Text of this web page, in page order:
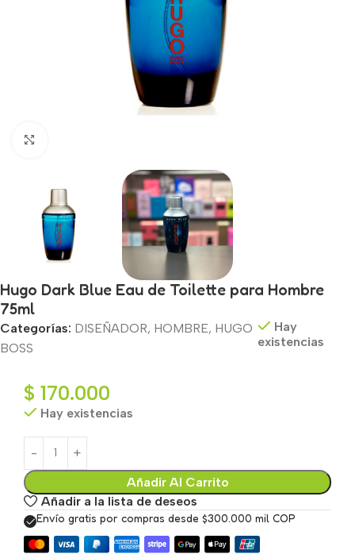
Hugo Dark Blue Eau de Toilette para Hombre
75ml
Categorías: DISEÑADOR, HOMBRE, HUGO
BOSS
Hay
existencias
$ 170.000
Hay existencias
Añadir Al Carrito
Añadir a la lista de deseos
Envío gratis por compras desde $300.000 mil COP